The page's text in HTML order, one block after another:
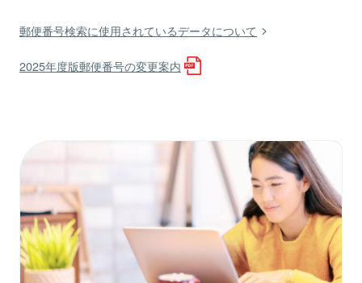
郵便番号検索に使用されているデータについて
2025年度版郵便番号の変更案内